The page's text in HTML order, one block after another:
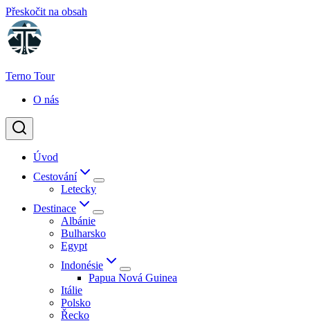
Přeskočit na obsah
Terno Tour
O nás
Úvod
Cestování
Letecky
Destinace
Albánie
Bulharsko
Egypt
Indonésie
Papua Nová Guinea
Itálie
Polsko
Řecko